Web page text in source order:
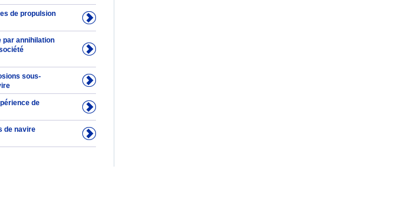
de propulsion
annihilation
sous-
de
de navire